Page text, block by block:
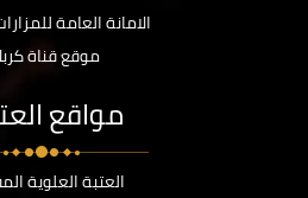
الامانة العامة
موقع قناة
مواقع
العتبة العلوية